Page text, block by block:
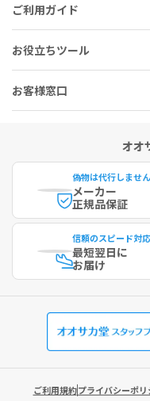
ご利用ガイド
お役立ちツール
お客様窓口
オオ
偽物は代行しません
メーカー
正規品保証
信頼のスピード対応
最短翌日に
お届け
ご利用規約プライバシーポリ